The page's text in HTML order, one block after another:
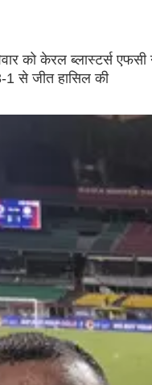
को केरल ब्लास्टर्स
1 से जीत हासिल की